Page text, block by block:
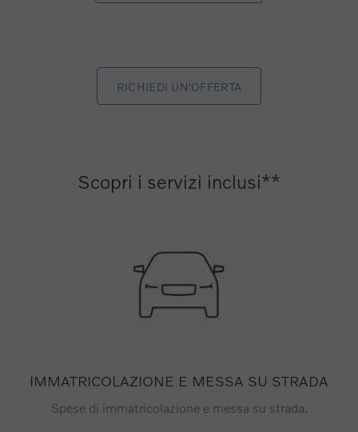
RICHIEDI UN'OFFERTA
Scopri i servizi inclusi**
IMMATRICOLAZIONE E MESSA SU STRADA
Spese di immatricolazione e messa su strada.